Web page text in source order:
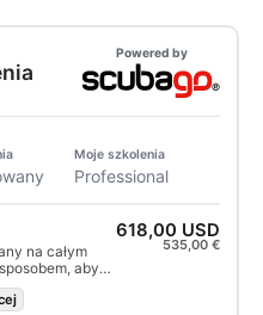
Powered by
Moje szkolenia
Professional
na całym
aby
trwać całe
618,00 USD
535,00 €